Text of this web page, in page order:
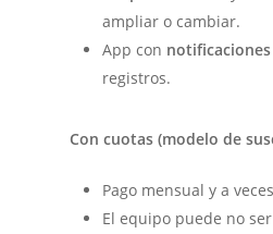
ampliar o cambiar.
App con
registros.
Con cuotas (modelo de
Pago mensual y a
El equipo puede no